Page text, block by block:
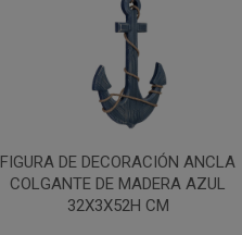
FIGURA DE DECORACIÓN ANCLA
COLGANTE DE MADERA AZUL
32X3X52H CM